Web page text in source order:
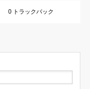
0 トラックバック